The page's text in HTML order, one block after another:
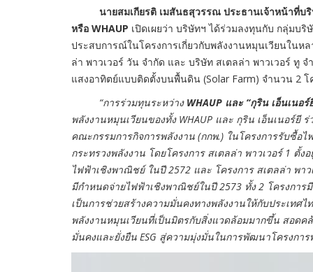
นายสมเกียรติ เมสันธสุวรรณ ประธานเจ้าหน้าที่บริ
หรือ WHAUP เปิดเผยว่า บริษัทฯ ได้ร่วมลงทุนกับ กลุ่มบ
ประสบการณ์ในโครงการเกี่ยวกับพลังงานหมุนเวียนในห
ล่า พาวเวอร์ วัน จำกัด และ บริษัท สเตลล่า พาวเวอร์ ทู
แสงอาทิตย์แบบติดตั้งบนพื้นดิน (Solar Farm) จำนวน 2 โ
“การร่วมทุนระหว่าง WHAUP และ “กุริน เอ็นเนอร์
พลังงานหมุนเวียนของทั้ง WHAUP และ กุริน เอ็นเนอร์ยี
คณะกรรมการกิจการพลังงาน (กกพ.) ในโครงการรับซื้อ
กระทรวงพลังงาน โดยโครงการ สเตลล่า พาวเวอร์ 1 ตั้
ไฟฟ้าเชิงพาณิชย์ ในปี 2572 และ โครงการ สเตลล่า พา
มีกำหนดจ่ายไฟฟ้าเชิงพาณิชย์ในปี 2573 ทั้ง 2 โครงกา
เป็นการช่วยสร้างความมั่นคงทางพลังงานให้กับประเท
พลังงานหมุนเวียนที่เป็นมิตรกับสิ่งแวดล้อมมากขึ้น สอดค
มั่นคงและยั่งยืน ESG สู่ความมุ่งมั่นในการพัฒนาโครงกา